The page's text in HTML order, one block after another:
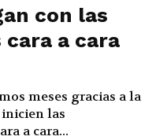
con las
cara a cara
meses gracias a la
las
a cara...